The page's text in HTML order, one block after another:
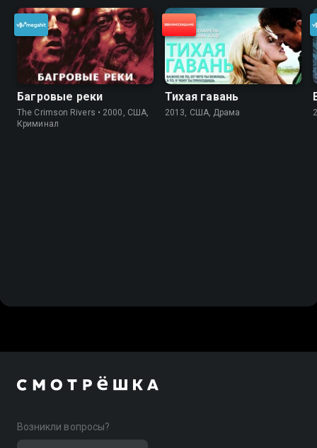
Багровые реки
The Crimson Rivers • 2000, США,
Криминал
Тихая гавань
2013, США, Драма
Возникли вопросы?